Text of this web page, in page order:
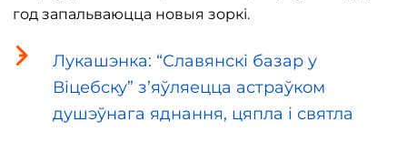
год запальваюцца новыя зоркі.
Лукашэнка: “Славянскі базар у
Віцебску” з’яўляецца астраўком
душэўнага яднання, цяпла і святла